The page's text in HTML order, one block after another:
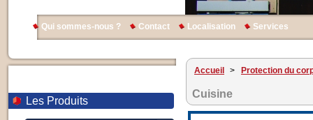
Qui sommes-nous ? Contact Localisation Services
Les Produits
Accueil > Protection du
Cuisine